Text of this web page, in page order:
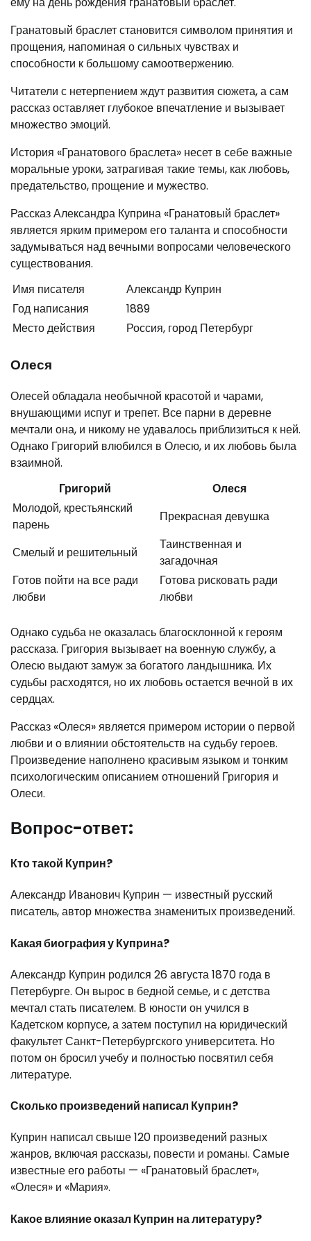
Гранатовый браслет становится символом принятия и
прощения, напоминая о сильных чувствах и
способности к большому самоотвержению.
Читатели с нетерпением ждут развития сюжета, а сам
рассказ оставляет глубокое впечатление и вызывает
множество эмоций.
История «Гранатового браслета» несет в себе важные
моральные уроки, затрагивая такие темы, как любовь,
предательство, прощение и мужество.
Рассказ Александра Куприна «Гранатовый браслет»
является ярким примером его таланта и способности
задумываться над вечными вопросами человеческого
существования.
Имя писателя
Александр Куприн
Год написания
1889
Место действия
Россия, город Петербург
Олеся
Олесей обладала необычной красотой и чарами,
внушающими испуг и трепет. Все парни в деревне
мечтали она, и никому не удавалось приблизиться к ней.
Однако Григорий влюбился в Олесю, и их любовь была
взаимной.
Григорий
Олеся
Молодой, крестьянский
парень
Прекрасная девушка
Смелый и решительный
Таинственная и
загадочная
Готов пойти на все ради
любви
Готова рисковать ради
любви
Однако судьба не оказалась благосклонной к героям
рассказа. Григория вызывает на военную службу, а
Олесю выдают замуж за богатого ландышника. Их
судьбы расходятся, но их любовь остается вечной в их
сердцах.
Рассказ «Олеся» является примером истории о первой
любви и о влиянии обстоятельств на судьбу героев.
Произведение наполнено красивым языком и тонким
психологическим описанием отношений Григория и
Олеси.
Вопрос-ответ:
Кто такой Куприн?
Александр Иванович Куприн — известный русский
писатель, автор множества знаменитых произведений.
Какая биография у Куприна?
Александр Куприн родился 26 августа 1870 года в
Петербурге. Он вырос в бедной семье, и с детства
мечтал стать писателем. В юности он учился в
Кадетском корпусе, а затем поступил на юридический
факультет Санкт-Петербургского университета. Но
потом он бросил учебу и полностью посвятил себя
литературе.
Сколько произведений написал Куприн?
Куприн написал свыше 120 произведений разных
жанров, включая рассказы, повести и романы. Самые
известные его работы — «Гранатовый браслет»,
«Олеся» и «Мария».
Какое влияние оказал Куприн на литературу?